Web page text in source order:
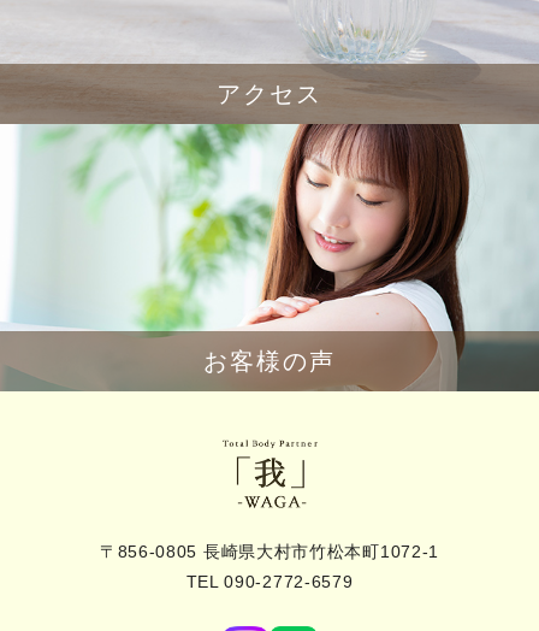
アクセス
お客様の声
〒856-0805 長崎県大村市竹松本町1072-1
TEL 090-2772-6579